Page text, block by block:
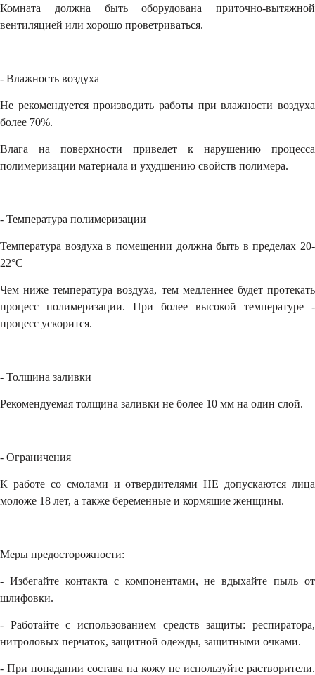
Комната должна быть оборудована приточно-вытяжной
вентиляцией или хорошо проветриваться.
- Влажность воздуха
Не рекомендуется производить работы при влажности воздуха
более 70%.
Влага на поверхности приведет к нарушению процесса
полимеризации материала и ухудшению свойств полимера.
- Температура полимеризации
Температура воздуха в помещении должна быть в пределах 20-
22°С
Чем ниже температура воздуха, тем медленнее будет протекать
процесс полимеризации. При более высокой температуре -
процесс ускорится.
- Толщина заливки
Рекомендуемая толщина заливки не более 10 мм на один слой.
- Ограничения
К работе со смолами и отвердителями НЕ допускаются лица
моложе 18 лет, а также беременные и кормящие женщины.
Меры предосторожности:
- Избегайте контакта с компонентами, не вдыхайте пыль от
шлифовки.
- Работайте с использованием средств защиты: респиратора,
нитроловых перчаток, защитной одежды, защитными очками.
- При попадании состава на кожу не используйте растворители.